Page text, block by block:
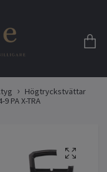
Högtryckstvättar
PA X-TRA